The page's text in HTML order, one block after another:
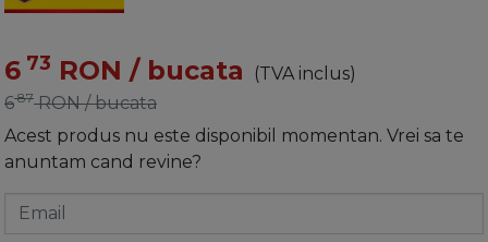
6 73 RON / bucata
(TVA inclus)
687 RON / bucata
Acest produs nu este disponibil momentan. Vrei sa te
anuntam cand revine?
Email